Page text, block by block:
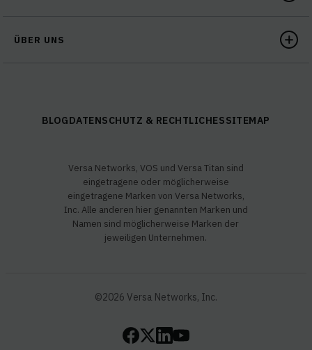
ÜBER UNS
BLOGDATENSCHUTZ & RECHTLICHESSITEMAP
Versa Networks, VOS und Versa Titan sind
eingetragene oder möglicherweise
eingetragene Marken von Versa Networks,
Inc. Alle anderen hier genannten Marken und
Namen sind möglicherweise Marken der
jeweiligen Unternehmen.
©2026 Versa Networks, Inc.